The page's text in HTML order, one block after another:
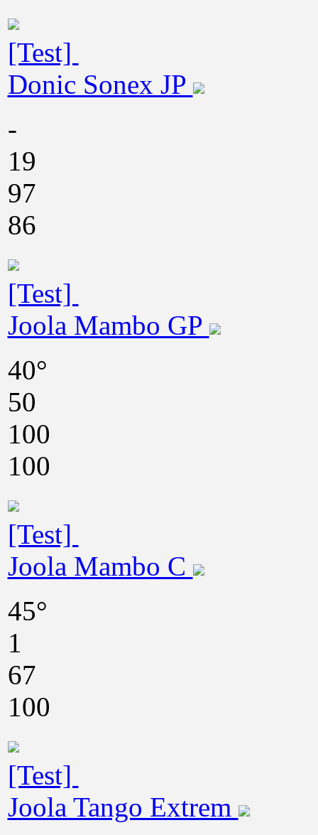
[Test]
Donic Sonex JP
-
19
97
86
[Test]
Joola Mambo GP
40°
50
100
100
[Test]
Joola Mambo C
45°
1
67
100
[Test]
Joola Tango Extrem